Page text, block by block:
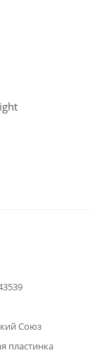
Союз
пластинка